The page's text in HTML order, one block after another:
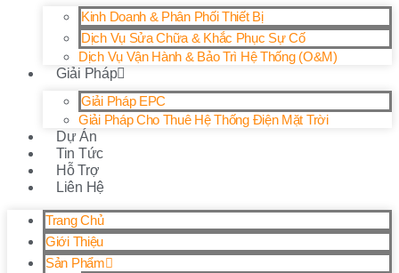
Kinh Doanh & Phân Phối Thiết Bị
Dịch Vụ Sửa Chữa & Khắc Phục Sự Cố
Dịch Vụ Vận Hành & Bảo Trì Hệ Thống (O&M)
Giải Pháp
Giải Pháp EPC
Giải Pháp Cho Thuê Hệ Thống Điện Mặt Trời
Dự Án
Tin Tức
Hỗ Trợ
Liên Hệ
Trang Chủ
Giới Thiệu
Sản Phẩm